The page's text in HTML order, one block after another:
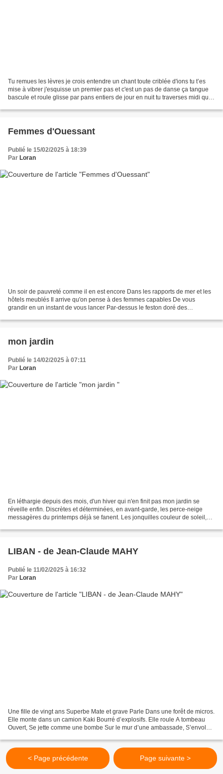
Tu remues les lèvres je crois entendre un chant toute criblée d'ions tu t’es
mise à vibrer j'esquisse un premier pas et c'est un pas de danse ça tangue
bascule et roule glisse par pans entiers de jour en nuit tu traverses midi qui
Femmes d'Ouessant
Publié le 15/02/2025 à 18:39
Par Loran
Un soir de pauvreté comme il en est encore Dans les rapports de mer et les
hôtels meublés Il arrive qu'on pense à des femmes capables De vous
grandir en un instant de vous lancer Par-dessus le feston doré des
mon jardin
Publié le 14/02/2025 à 07:11
Par Loran
En léthargie depuis des mois, d'un hiver qui n'en finit pas mon jardin se
réveille enfin. Discrètes et déterminées, en avant-garde, les perce-neige
messagères du printemps déjà se fanent. Les jonquilles couleur de soleil,
LIBAN - de Jean-Claude MAHY
Publié le 11/02/2025 à 16:32
Par Loran
Une fille de vingt ans Superbe Mate et grave Parle Dans une forêt de micros.
Elle monte dans un camion Kaki Bourré d’explosifs. Elle roule A tombeau
Ouvert, Se jette comme une bombe Sur le mur d’une ambassade, S’envole
< Page précédente Page suivante >